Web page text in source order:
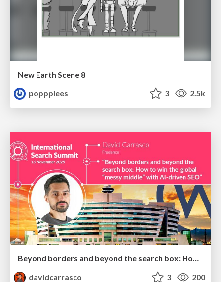
New Earth Scene 8
popppiees
3 2.5k
Beyond borders and beyond the search box: How to win the global "messy middle" with AI-driven SEO
davidcarrasco
3 200